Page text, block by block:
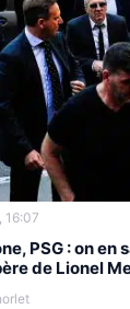
16:07
PSG : on en
de Lionel